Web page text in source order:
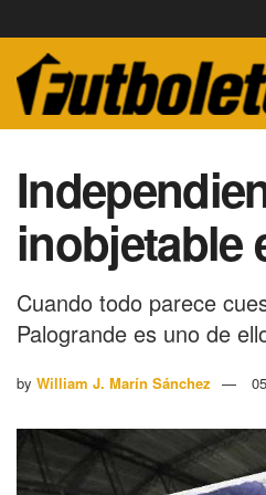
inobjetable
Cuando todo parece
Palogrande es uno de
by William J. Marín Sánchez